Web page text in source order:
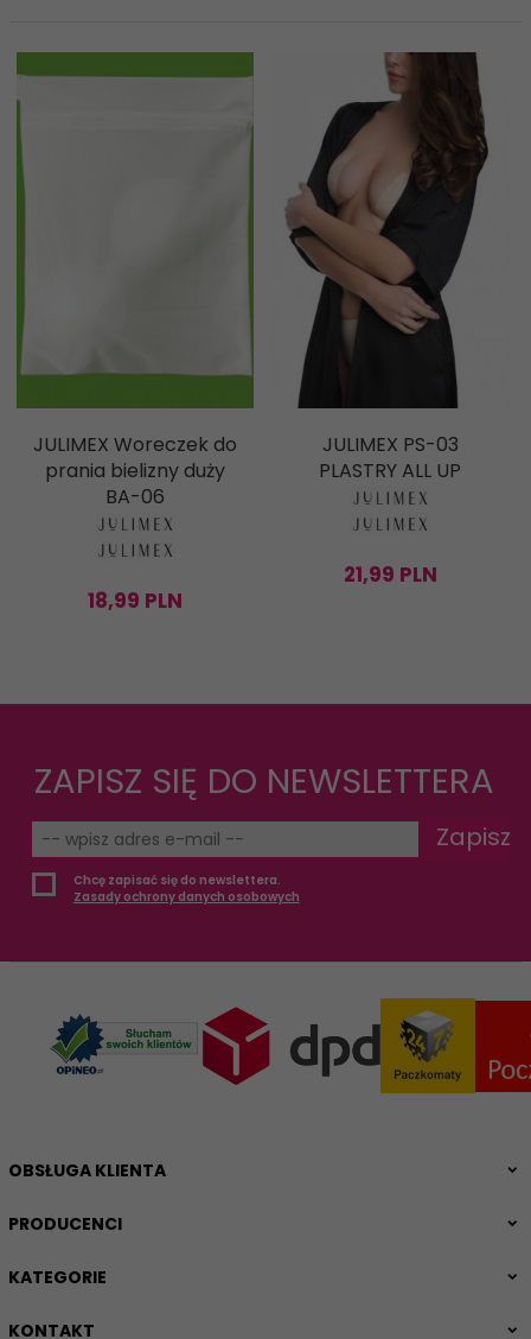
JULIMEX Woreczek do
prania bielizny duży
BA-06
18,99 PLN
JULIMEX PS-03
PLASTRY ALL UP
21,99 PLN
ZAPISZ SIĘ DO NEWSLETTERA
Zapisz
Chcę zapisać się do newslettera.
Zasady ochrony danych osobowych
OBSŁUGA KLIENTA
PRODUCENCI
KATEGORIE
KONTAKT